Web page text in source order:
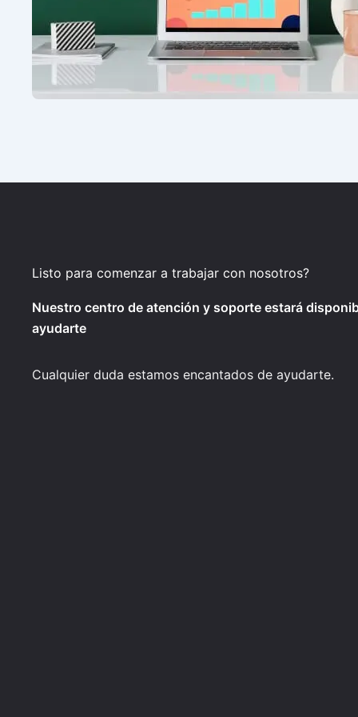
Listo para comenzar a trabajar con nosotros?
Nuestro centro de atención y soporte estará
ayudarte
Cualquier duda estamos encantados de ayudarte.